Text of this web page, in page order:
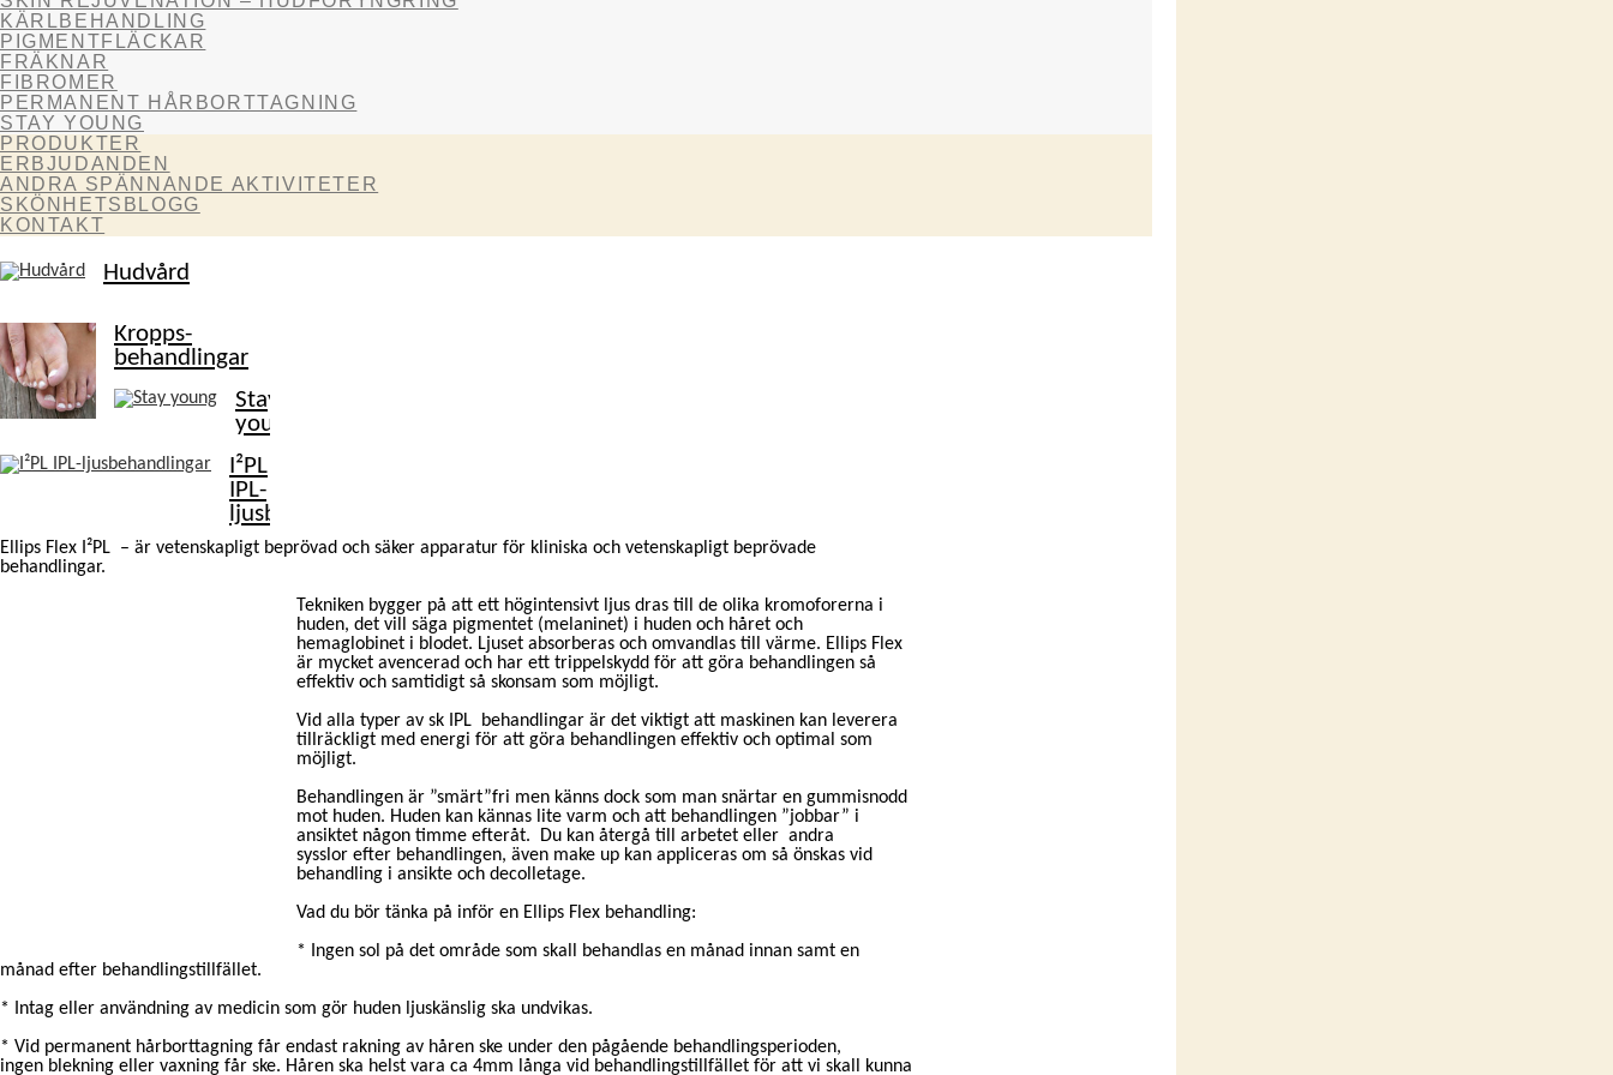
KÄRLBEHANDLING
PIGMENTFLÄCKAR
FRÄKNAR
FIBROMER
PERMANENT HÅRBORTTAGNING
STAY YOUNG
PRODUKTER
ERBJUDANDEN
ANDRA SPÄNNANDE AKTIVITETER
SKÖNHETSBLOGG
KONTAKT
Hudvård
Kropps-
behandlingar
Stay
young
I²PL
IPL-
ljusbehandlingar
Ellips Flex I²PL – är vetenskapligt beprövad och säker apparatur för kliniska och vetenskapligt beprövade
behandlingar.
Tekniken bygger på att ett högintensivt ljus dras till de olika kromoforerna i
huden, det vill säga pigmentet (melaninet) i huden och håret och
hemaglobinet i blodet. Ljuset absorberas och omvandlas till värme. Ellips Flex
är mycket avencerad och har ett trippelskydd för att göra behandlingen så
effektiv och samtidigt så skonsam som möjligt.
Vid alla typer av sk IPL behandlingar är det viktigt att maskinen kan leverera
tillräckligt med energi för att göra behandlingen effektiv och optimal som
möjligt.
Behandlingen är ”smärt”fri men känns dock som man snärtar en gummisnodd
mot huden. Huden kan kännas lite varm och att behandlingen ”jobbar” i
ansiktet någon timme efteråt. Du kan återgå till arbetet eller andra
sysslor efter behandlingen, även make up kan appliceras om så önskas vid
behandling i ansikte och decolletage.
Vad du bör tänka på inför en Ellips Flex behandling:
* Ingen sol på det område som skall behandlas en månad innan samt en
månad efter behandlingstillfället.
* Intag eller användning av medicin som gör huden ljuskänslig ska undvikas.
* Vid permanent hårborttagning får endast rakning av håren ske under den pågående behandlingsperioden,
ingen blekning eller vaxning får ske. Håren ska helst vara ca 4mm långa vid behandlingstillfället för att vi skall kunna